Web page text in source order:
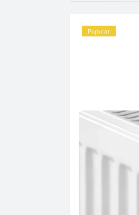
Popular